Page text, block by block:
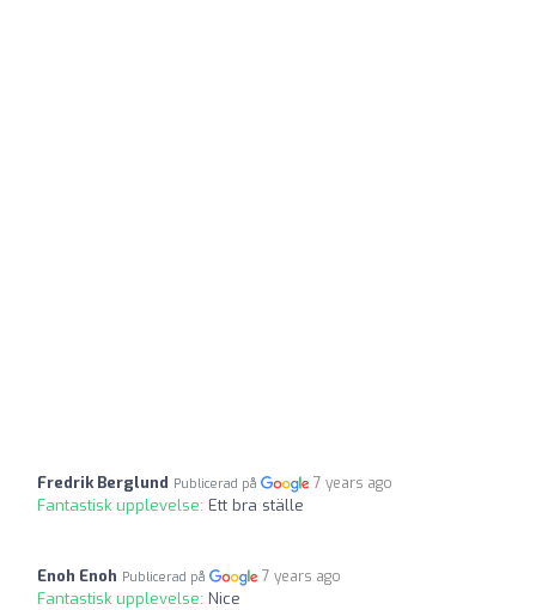
Fredrik Berglund Publicerad på 7 years ago
Fantastisk upplevelse: Ett bra ställe
Enoh Enoh Publicerad på 7 years ago
Fantastisk upplevelse: Nice